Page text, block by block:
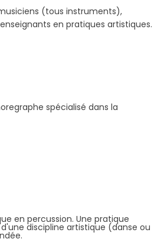
(tous instruments),
en pratiques artistiques.
spécialisé dans la
en percussion. Une pratique
discipline artistique (danse ou